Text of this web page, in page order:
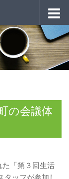
の会議体
た「第３回生活